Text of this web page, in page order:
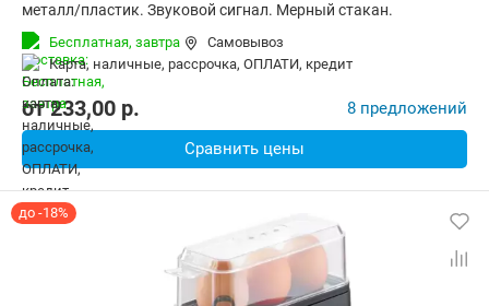
металл/пластик. Звуковой сигнал. Мерный стакан.
Бесплатная, завтра
Самовывоз
карта, наличные, рассрочка, ОПЛАТИ, кредит
от233,00 p. 8 предложений
Сравнить цены
до -18%